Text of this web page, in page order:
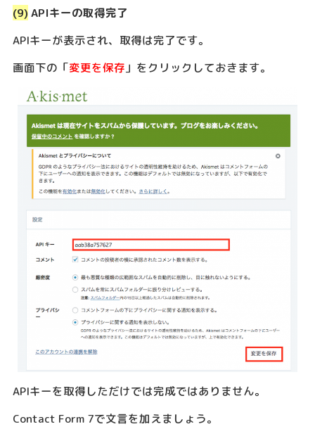
(9) APIキーの取得完了
APIキーが表示され、取得は完了です。
画面下の「変更を保存」をクリックしておきます。
APIキーを取得しただけでは完成ではありません。
Contact Form 7で文言を加えましょう。